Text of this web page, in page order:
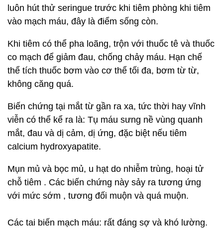
luôn hút thử seringue trước khi tiêm phòng khi tiêm
vào mạch máu, đây là điểm sống còn.
Khi tiêm có thể pha loãng, trộn với thuốc tê và thuốc
co mạch để giảm đau, chống chảy máu. Hạn chế
thể tích thuốc bơm vào cơ thể tối đa, bơm từ từ,
không căng quá.
Biến chứng tại mắt từ gần ra xa, tức thời hay vĩnh
viễn có thể kể ra là: Tụ máu sưng nề vùng quanh
mắt, đau và dị cảm, dị ứng, đặc biệt nếu tiêm
calcium hydroxyapatite.
Mụn mủ và bọc mủ, u hạt do nhiễm trùng, hoại tử
chỗ tiêm . Các biến chứng này sảy ra tương ứng
với mức sớm , tương đối muộn và quá muộn.
Các tai biến mạch máu: rất đáng sợ và khó lường.